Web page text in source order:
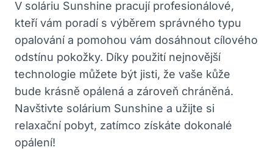
V soláriu ​Sunshine pracují⁢ profesionálové,
kteří vám poradí s výběrem⁣ správného typu
opalování⁣ a pomohou vám ⁣dosáhnout ​cílového
odstínu pokožky. ⁢Díky použití⁣ nejnovější
technologie můžete být jisti, že vaše kůže
bude krásně opálená a⁢ zároveň chráněná.‍
Navštivte solárium⁤ Sunshine a užijte ⁤si
relaxační‌ pobyt, zatímco získáte dokonalé
⁢opálení!